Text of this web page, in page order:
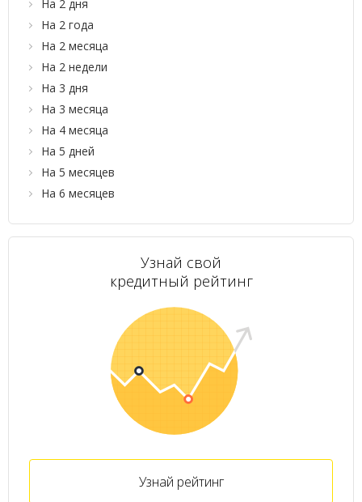
На 2 дня
На 2 года
На 2 месяца
На 2 недели
На 3 дня
На 3 месяца
На 4 месяца
На 5 дней
На 5 месяцев
На 6 месяцев
Узнай свой
кредитный рейтинг
Узнай рейтинг